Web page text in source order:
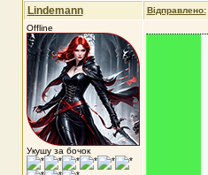
Lindemann Відправлено:
Offline
Укушу за бочок